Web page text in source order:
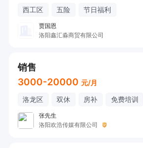
西工区 五险 节日福利
贾国恩
洛阳鑫汇淼商贸有限公司
销售
3000-20000 元/月
洛龙区 双休 房补 免费培训
张先生
洛阳欢浩传媒有限公司